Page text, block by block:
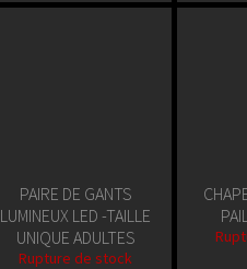
PAIRE DE GANTS
LUMINEUX LED -TAILLE
UNIQUE ADULTES
Rupture de stock